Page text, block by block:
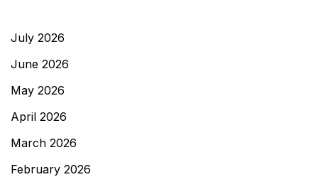
July 2026
June 2026
May 2026
April 2026
March 2026
February 2026